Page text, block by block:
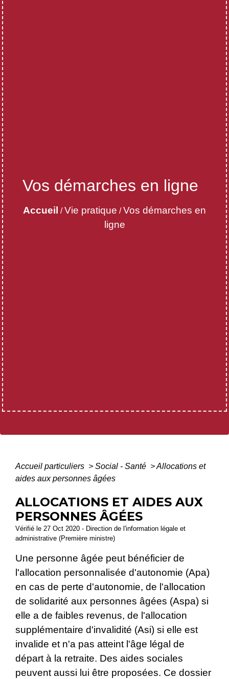
Vos démarches en ligne
Accueil /Vie pratique /Vos démarches en
ligne
Accueil particuliers > Social - Santé >Allocations et
aides aux personnes âgées
ALLOCATIONS ET AIDES AUX
PERSONNES ÂGÉES
Vérifié le 27 Oct 2020 - Direction de l'information légale et
administrative (Première ministre)
Une personne âgée peut bénéficier de
l'allocation personnalisée d'autonomie (Apa)
en cas de perte d'autonomie, de l'allocation
de solidarité aux personnes âgées (Aspa) si
elle a de faibles revenus, de l'allocation
supplémentaire d'invalidité (Asi) si elle est
invalide et n'a pas atteint l'âge légal de
départ à la retraite. Des aides sociales
peuvent aussi lui être proposées. Ce dossier